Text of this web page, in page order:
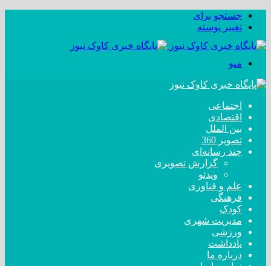
جستجو برای
تغییر پوسته
منو
اجتماعی
اقتصادی
بین الملل
تصویر 360
چند رسانه‌ای
گزارش تصویری
ویدئو
علم و فناوری
فرهنگی
کودک
مدیریت شهری
ورزشی
یادداشت
درباره ما